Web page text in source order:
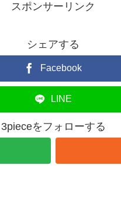
スポンサーリンク
シェアする
Facebook
LINE
3pieceをフォローする